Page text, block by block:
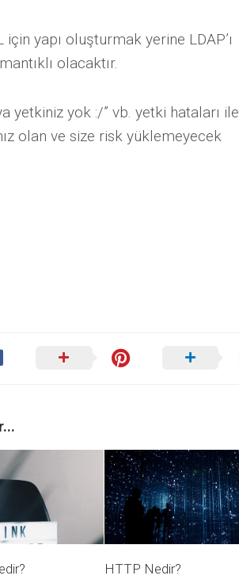
yapı oluşturmak yerine LDAP’ı
olacaktır.
yetkiniz yok :/” vb. yetki hataları ile
olan ve size risk yüklemeyecek
HTTP Nedir?